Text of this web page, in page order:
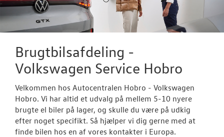
NYHEDER
TILBEHØR
Brugtbilsafdeling -
Volkswagen Service Hobro
Velkommen hos Autocentralen Hobro - Volkswagen
Hobro. Vi har altid et udvalg på mellem 5-10 nyere
brugte el biler på lager, og skulle du være på udkig
efter noget specifikt. Så hjælper vi dig gerne med at
finde bilen hos en af vores kontakter i Europa.